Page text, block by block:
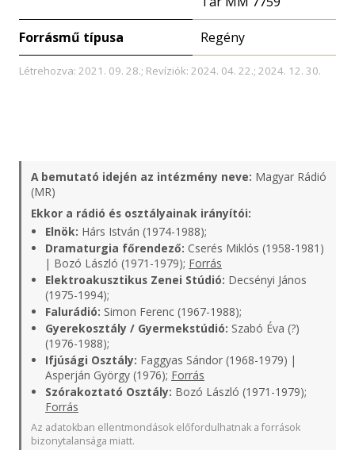
Forrásmű típusa Regény
Létrehozva: 2021. 09. 28.; Revíziók: 2024. 04. 22.; 2024. 12. 30.
A bemutató idején az intézmény neve: Magyar Rádió
(MR)
Ekkor a rádió és osztályainak irányítói:
Elnök: Hárs István (1974-1988);
Dramaturgia főrendező: Cserés Miklós (1958-1981)
| Bozó László (1971-1979); Forrás
Elektroakusztikus Zenei Stúdió: Decsényi János
(1975-1994);
Falurádió: Simon Ferenc (1967-1988);
Gyerekosztály / Gyermekstúdió: Szabó Éva (?)
(1976-1988);
Ifjúsági Osztály: Faggyas Sándor (1968-1979) |
Asperján György (1976); Forrás
Szórakoztató Osztály: Bozó László (1971-1979);
Forrás
Az adatokban ellentmondások előfordulhatnak a források
bizonytalansága miatt.